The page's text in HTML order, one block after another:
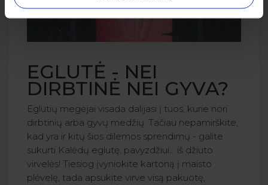
EGLUTĖ - NEI
DIRBTINĖ NEI GYVA?
Eglutių megėjai visada dalijasi į tuos, kurie nori
dirbtinių arba gyvų medžių. Tačiau nepamirškite,
kad yra ir kitų šios dilemos sprendimų - galite
sukurti Kalėdų eglutę, pavyzdžiui... iš džiuto
virvelės! Tiesiog įvyniokite kartoną į maisto
plėvelę, tada apsukite virve visą pakuotę,